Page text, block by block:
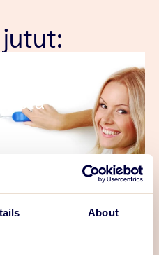
About
tarkoita